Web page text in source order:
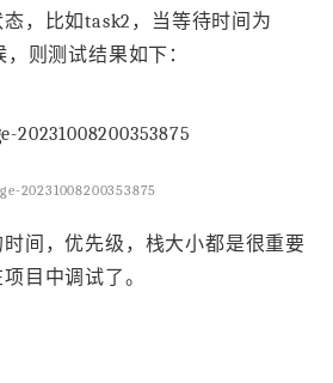
，比如task2，当等待时间为
，则测试结果如下：
20231008200353875
间，优先级，栈大小都是很重要
目中调试了。